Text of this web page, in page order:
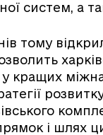
систем, а
тому
у кращих
і шлях